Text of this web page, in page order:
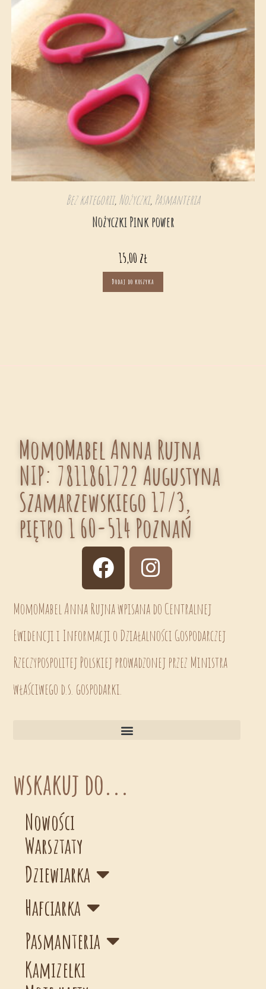
Bez kategorii,Nożyczki, Pasmanteria
Nożyczki Pink power
15,00 zł
Dodaj do koszyka
MomoMabel Anna Rujna
NIP: 7811861722 Augustyna
Szamarzewskiego 17/3,
piętro 1 60-514 Poznań
MomoMabel Anna Rujna wpisana do Centralnej
Ewidencji i Informacji o Działalności Gospodarczej
Rzeczypospolitej Polskiej prowadzonej przez Ministra
właściwego d.s. gospodarki.
wskakuj do...
Nowości
Warsztaty
Dziewiarka
Hafciarka
Pasmanteria
Kamizelki